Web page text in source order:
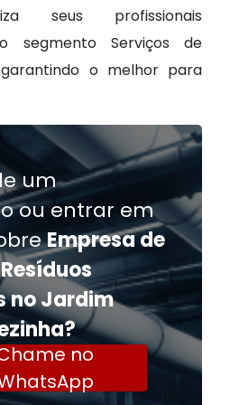
seus profissionais
segmento Serviços de
o melhor para
um
ou entrar em
Empresa de
no Jardim
no